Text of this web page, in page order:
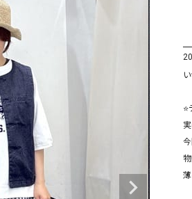
ロング・マキシ丈
その他スカート
シャツ・ブラウス
サロ
スカ
ジャ